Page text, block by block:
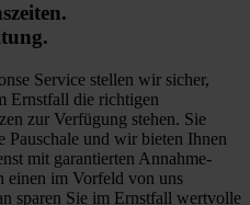
Service stellen wir sicher,
Ernstfall die richtigen
zur Verfügung stehen. Sie
Pauschale und wir bieten Ihnen
mit garantierten Annahme-
einen im Vorfeld von uns
sparen Sie im Ernstfall wertvolle